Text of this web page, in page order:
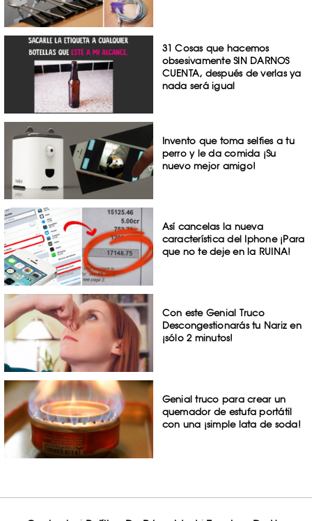
31 Cosas que hacemos
obsesivamente SIN DARNOS
CUENTA, después de verlas ya
nada será igual
Invento que toma selfies a tu
perro y le da comida ¡Su
nuevo mejor amigo!
Así cancelas la nueva
característica del Iphone ¡Para
que no te deje en la RUINA!
Con este Genial Truco
Descongestionarás tu Nariz en
¡sólo 2 minutos!
Genial truco para crear un
quemador de estufa portátil
con una ¡simple lata de soda!